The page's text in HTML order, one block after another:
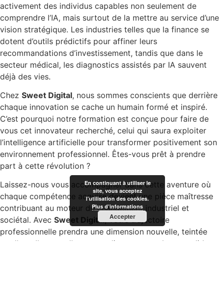
activement des individus capables non seulement de
comprendre l’IA, mais surtout de la mettre au service d’une
vision stratégique. Les industries telles que la finance se
dotent d’outils prédictifs pour affiner leurs
recommandations d’investissement, tandis que dans le
secteur médical, les diagnostics assistés par IA sauvent
déjà des vies.
Chez Sweet Digital, nous sommes conscients que derrière
chaque innovation se cache un humain formé et inspiré.
C’est pourquoi notre formation est conçue pour faire de
vous cet innovateur recherché, celui qui saura exploiter
l’intelligence artificielle pour transformer positivement son
environnement professionnel. Êtes-vous prêt à prendre
part à cette révolution ?
Laissez-nous vous accompagner dans cette aventure où
chaque compétence acquise devient une pièce maîtresse
contribuant au moteur du changement industriel et
sociétal. Avec Sweet Digital, votre trajectoire
professionnelle prendra une dimension nouvelle, teintée
par l’excellence et l’avant-gardisme que seule une solide
En continuant à utiliser le
site, vous acceptez
l’utilisation des cookies.
Plus d’informations
Accepter